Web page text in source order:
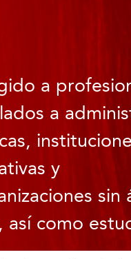
a
a
y
sin
así como